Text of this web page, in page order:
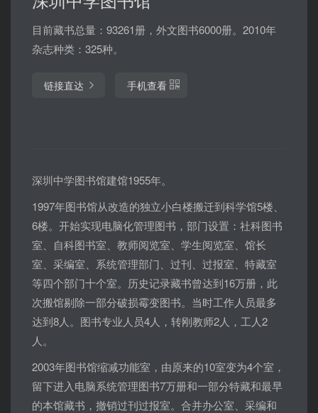
目前藏书总量：93261册，外文图书6000册。2010年
杂志种类：325种。
链接直达 手机查看
深圳中学图书馆建馆1955年。
1997年图书馆从改造的独立小白楼搬迁到科学馆5楼、
6楼。开始实现电脑化管理图书，部门设置：社科图书
室、自科图书室、教师阅览室、学生阅览室、馆长
室、采编室、系统管理部门、过刊、过报室、特藏室
等四个部门十个室。历史记录藏书曾达到16万册，此
次搬馆剔除一部分破损霉变图书。当时工作人员最多
达到8人。图书专业人员4人，转刚教师2人，工人2
人。
2003年图书馆缩减功能室，由原来的10室变为4个室，
留下进入电脑系统管理图书7万册和一部分特藏和最早
的本馆藏书，撤销过刊过报室。合并办公室、采编和